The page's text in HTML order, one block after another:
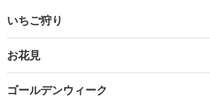
いちご狩り
お花見
ゴールデンウィーク